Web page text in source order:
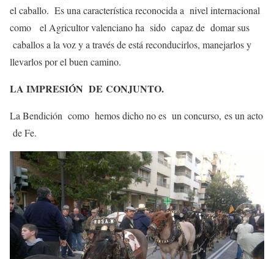
el caballo. Es una característica reconocida a nivel internacional
como el Agricultor valenciano ha sido capaz de domar sus
caballos a la voz y a través de está reconducirlos, manejarlos y
llevarlos por el buen camino.
LA IMPRESIÓN DE CONJUNTO.
La Bendición como hemos dicho no es un concurso, es un acto
de Fe.